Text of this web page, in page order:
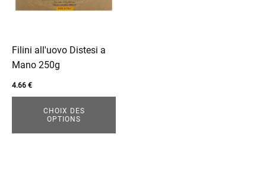
Filini all'uovo Distesi a
Mano 250g
4.66 €
CHOIX DES
OPTIONS
être
choisies
sur
la